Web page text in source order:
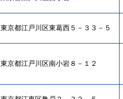
東京都江戸川区東葛西５－３３－５
東京都江戸川区南小岩８－１２